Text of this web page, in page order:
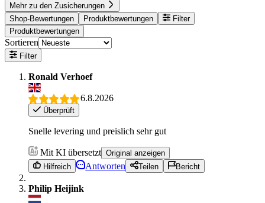
Mehr zu den Zusicherungen
Shop-Bewertungen
Produktbewertungen
Filter
Produktbewertungen
Sortieren
Filter
Ronald Verhoef
6.8.2026
Überprüft
Snelle levering und preislich sehr gut
Mit KI übersetzt Original anzeigen
Hilfreich
Antworten Teilen Bericht
Philip Heijink